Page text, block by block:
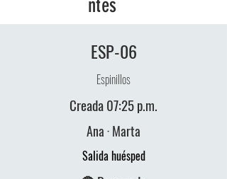
ntes
ESP-06
Espinillos
Creada 07:25 p.m.
Ana · Marta
Salida huésped